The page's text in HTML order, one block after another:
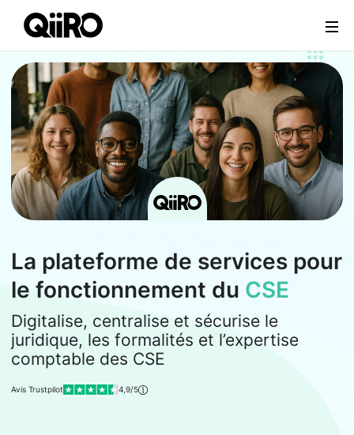
Webflow Homepage
La plateforme de services pour
le fonctionnement du CSE
Digitalise, centralise et sécurise le
juridique, les formalités et l’expertise
comptable des CSE
Avis Trustpilot 4,9/5